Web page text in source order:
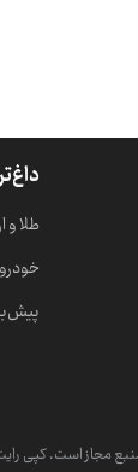
طلا و
خودرو
مجاز است. کپی رایت